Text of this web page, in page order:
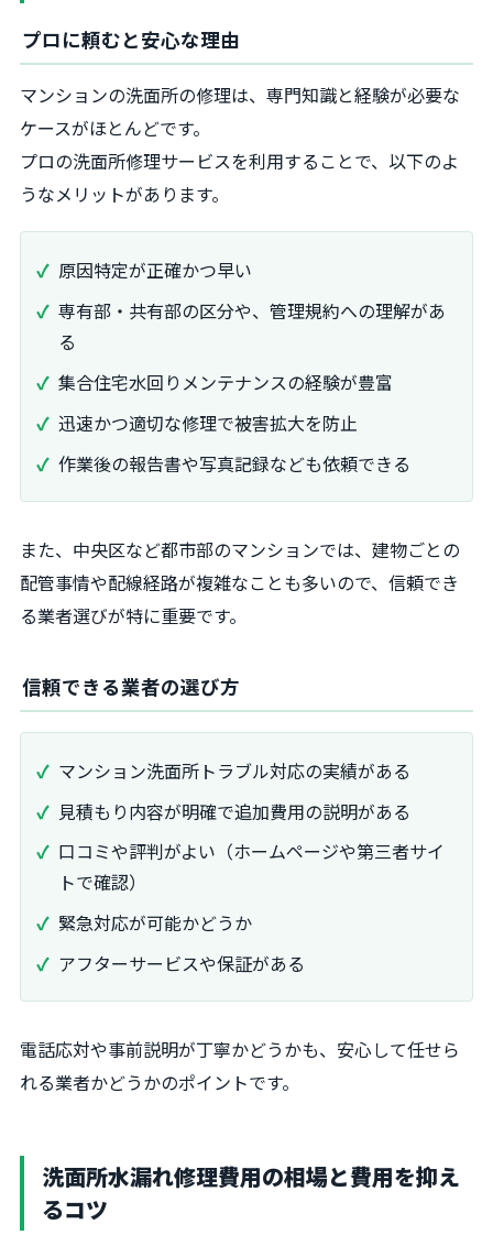
プロに頼むと安心な理由
マンションの洗面所の修理は、専門知識と経験が必要な
ケースがほとんどです。
プロの洗面所修理サービスを利用することで、以下のよ
うなメリットがあります。
原因特定が正確かつ早い
専有部・共有部の区分や、管理規約への理解があ
る
集合住宅水回りメンテナンスの経験が豊富
迅速かつ適切な修理で被害拡大を防止
作業後の報告書や写真記録なども依頼できる
また、中央区など都市部のマンションでは、建物ごとの
配管事情や配線経路が複雑なことも多いので、信頼でき
る業者選びが特に重要です。
信頼できる業者の選び方
マンション洗面所トラブル対応の実績がある
見積もり内容が明確で追加費用の説明がある
口コミや評判がよい（ホームページや第三者サイ
トで確認）
緊急対応が可能かどうか
アフターサービスや保証がある
電話応対や事前説明が丁寧かどうかも、安心して任せら
れる業者かどうかのポイントです。
洗面所水漏れ修理費用の相場と費用を抑え
るコツ